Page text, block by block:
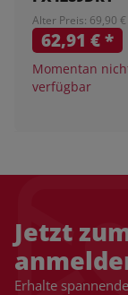
Alter Preis: 69,90 €
62,91 €*
Momentan
verfügbar
Jetzt
Erhalte